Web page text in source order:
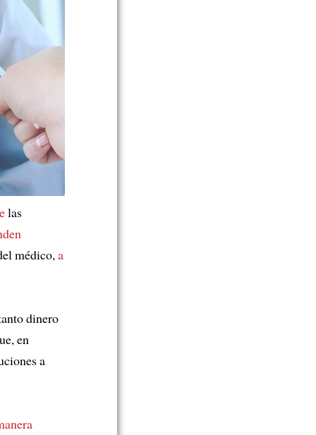
las
médico, a
dinero
en
a